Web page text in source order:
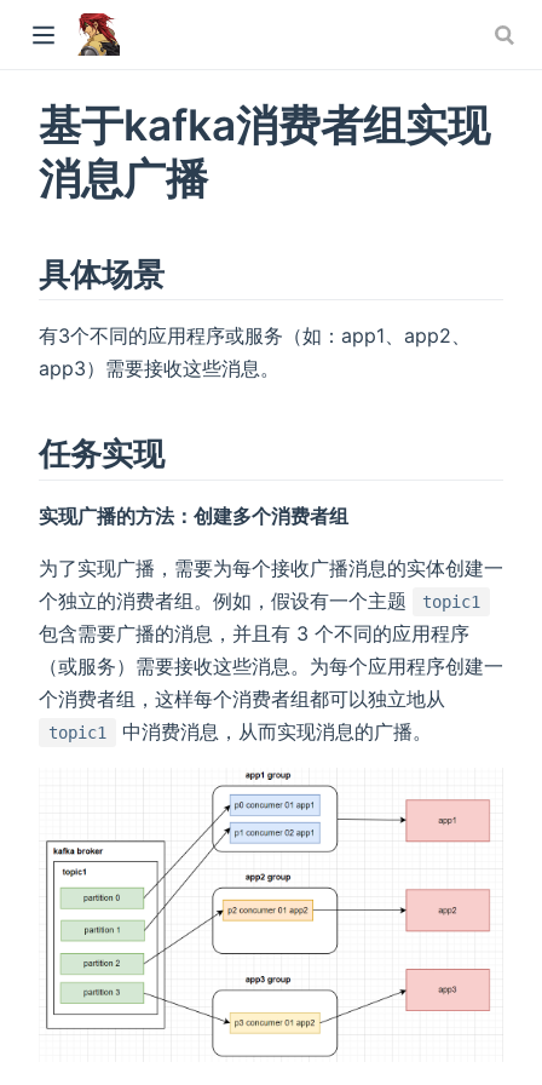
基于kafka消费者组实现
消息广播
具体场景
有3个不同的应用程序或服务（如：app1、app2、
app3）需要接收这些消息。
任务实现
实现广播的方法：创建多个消费者组
为了实现广播，需要为每个接收广播消息的实体创建一
个独立的消费者组。例如，假设有一个主题
topic1
包含需要广播的消息，并且有 3 个不同的应用程序
（或服务）需要接收这些消息。为每个应用程序创建一
个消费者组，这样每个消费者组都可以独立地从
topic1 中消费消息，从而实现消息的广播。